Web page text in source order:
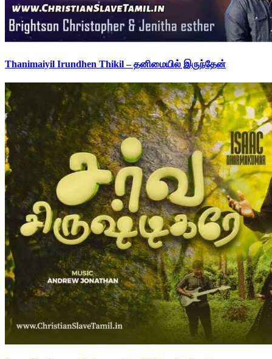
Thanimaiyil Irundhen Thikil – தனிமையில் இருந்தேன்